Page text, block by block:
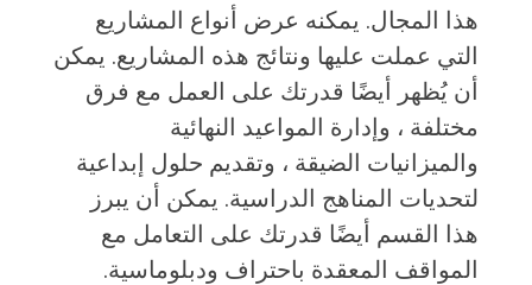
هذا المجال. يمكنه عرض أنواع المشاريع
التي عملت عليها ونتائج هذه المشاريع. يمكن
أن يُظهر أيضًا قدرتك على العمل مع فرق
مختلفة ، وإدارة المواعيد النهائية
والميزانيات الضيقة ، وتقديم حلول إبداعية
لتحديات المناهج الدراسية. يمكن أن يبرز
هذا القسم أيضًا قدرتك على التعامل مع
المواقف المعقدة باحتراف ودبلوماسية.